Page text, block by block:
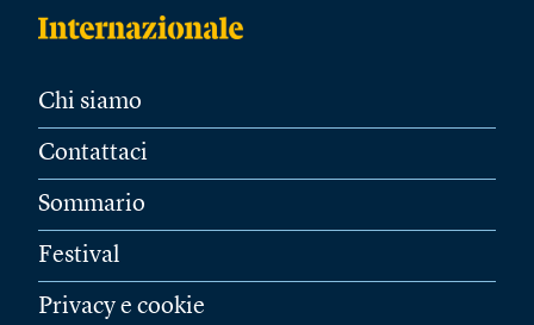
Chi siamo
Contattaci
Sommario
Festival
Privacy e cookie